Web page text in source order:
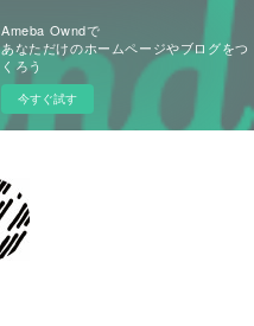
Ameba Owndで
あなただけのホームページやブログをつ
くろう
今すぐ試す